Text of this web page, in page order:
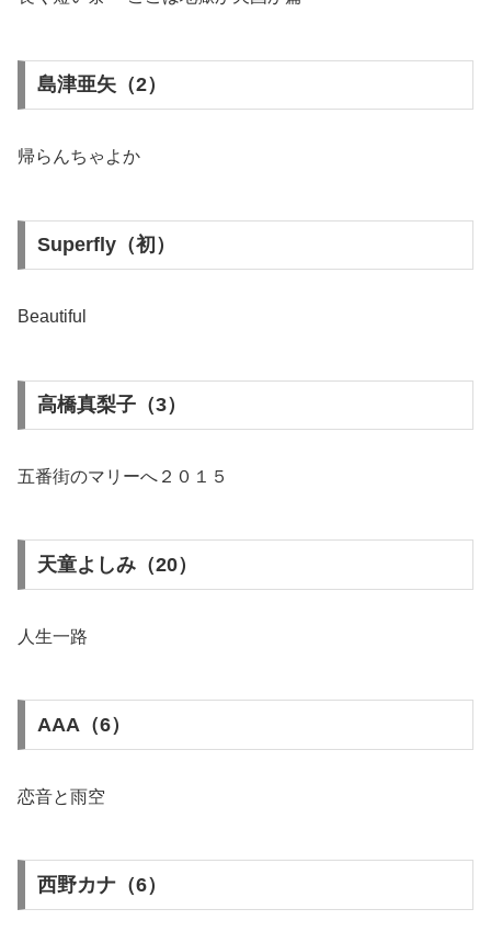
島津亜矢（2）
帰らんちゃよか
Superfly（初）
Beautiful
高橋真梨子（3）
五番街のマリーへ２０１５
天童よしみ（20）
人生一路
AAA（6）
恋音と雨空
西野カナ（6）